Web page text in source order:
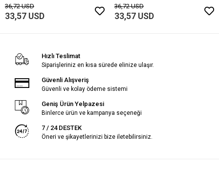
36,72 USD
33,57 USD
36,72 USD
33,57 USD
Hızlı Teslimat
Siparişleriniz en kısa sürede elinize ulaşır.
Güvenli Alışveriş
Güvenli ve kolay ödeme sistemi
Geniş Ürün Yelpazesi
Binlerce ürün ve kampanya seçeneği
7 / 24 DESTEK
Öneri ve şikayetlerinizi bize iletebilirsiniz.